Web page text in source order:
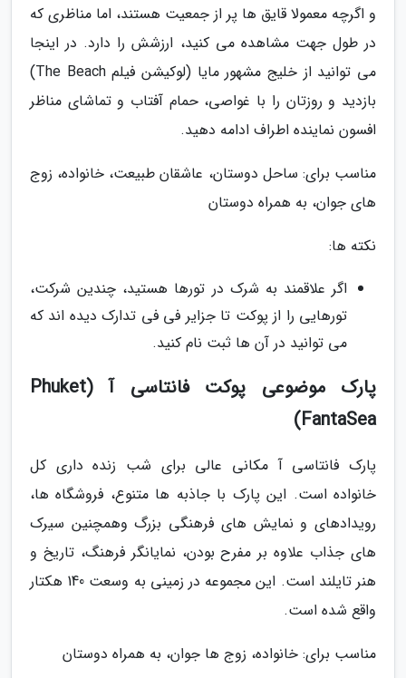
و اگرچه معمولا قایق ها پر از جمعیت هستند، اما مناظری که
در طول جهت مشاهده می کنید، ارزشش را دارد. در اینجا
می توانید از خلیج مشهور مایا (لوکیشن فیلم The Beach)
بازدید و روزتان را با غواصی، حمام آفتاب و تماشای مناظر
افسون نماینده اطراف ادامه دهید.
مناسب برای: ساحل دوستان، عاشقان طبیعت، خانواده، زوج
های جوان، به همراه دوستان
نکته ها:
اگر علاقمند به شرک در تورها هستید، چندین شرکت،
تورهایی را از پوکت تا جزایر فی فی تدارک دیده اند که
می توانید در آن ها ثبت نام کنید.
پارک موضوعی پوکت فانتاسی آ (Phuket
FantaSea)
پارک فانتاسی آ مکانی عالی برای شب زنده داری کل
خانواده است. این پارک با جاذبه ها متنوع، فروشگاه ها،
رویدادهای و نمایش های فرهنگی بزرگ وهمچنین سیرک
های جذاب علاوه بر مفرح بودن، نمایانگر فرهنگ، تاریخ و
هنر تایلند است. این مجموعه در زمینی به وسعت 140 هکتار
واقع شده است.
مناسب برای: خانواده، زوج ها جوان، به همراه دوستان